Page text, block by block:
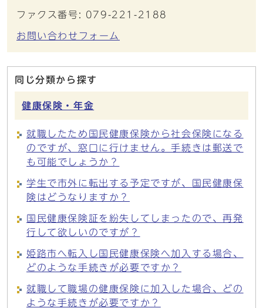
ファクス番号: 079-221-2188
お問い合わせフォーム
同じ分類から探す
健康保険・年金
就職したため国民健康保険から社会保険になる
のですが、窓口に行けません。手続きは郵送で
も可能でしょうか？
学生で市外に転出する予定ですが、国民健康保
険はどうなりますか？
国民健康保険証を紛失してしまったので、再発
行して欲しいのですが？
姫路市へ転入し国民健康保険へ加入する場合、
どのような手続きが必要ですか？
就職して職場の健康保険に加入した場合、どの
ような手続きが必要ですか？